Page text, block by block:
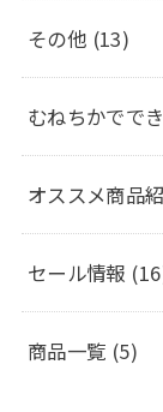
その他 (13)
むねちかでで
オススメ商品
セール情報
商品一覧 (5)